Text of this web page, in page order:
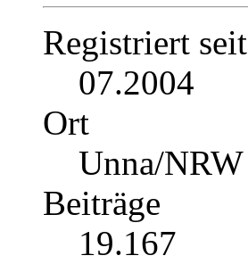
Registriert seit
07.2004
Ort
Unna/NRW
Beiträge
19.167